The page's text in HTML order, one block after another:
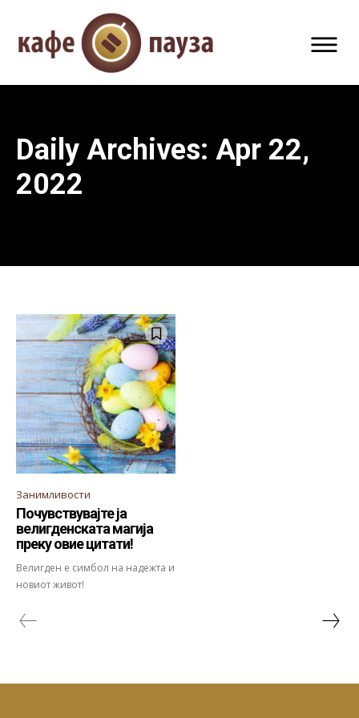
Daily Archives: Apr 22,
2022
Занимливости
Почувствувајте ја
велигденската магија
преку овие цитати!
Велигден е симбол на надежта и
новиот живот!